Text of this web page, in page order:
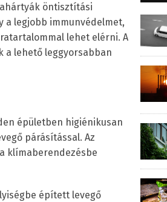
öntisztítási
a legjobb immunvédelmet,
lehet elérni. A
a lehető leggyorsabban
épületben higiénikusan
párásítással. Az
klímaberendezésbe
épített levegő